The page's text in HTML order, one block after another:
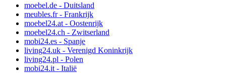
moebel.de - Duitsland
meubles.fr - Frankrijk
moebel24.at - Oostenrijk
moebel24.ch - Zwitserland
mobi24.es - Spanje
living24.uk - Verenigd Koninkrijk
living24.pl - Polen
mobi24.it - Italië